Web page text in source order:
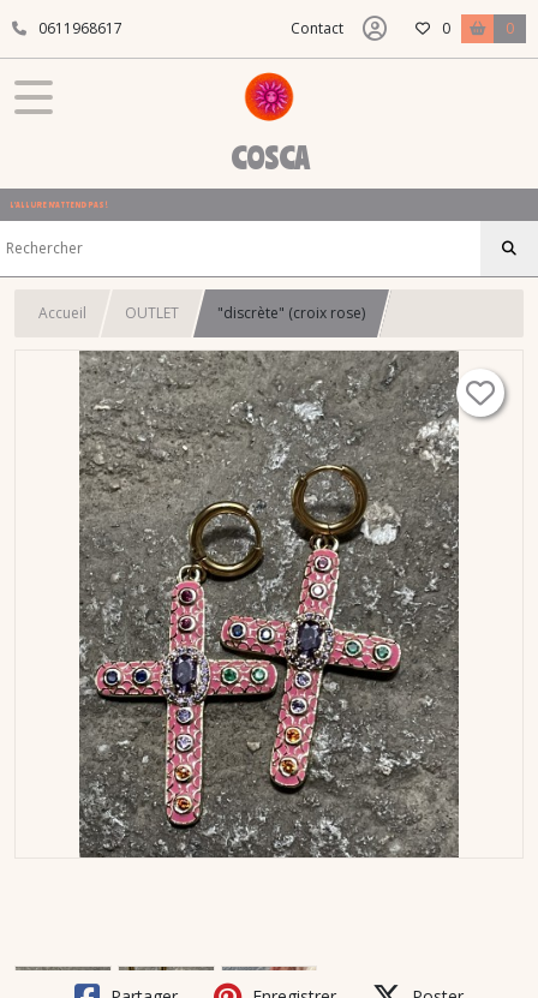
0611968617 Contact 0 0
COSCA
L'ALLURE N'ATTEND PAS !
Accueil OUTLET "discrète" (croix rose)